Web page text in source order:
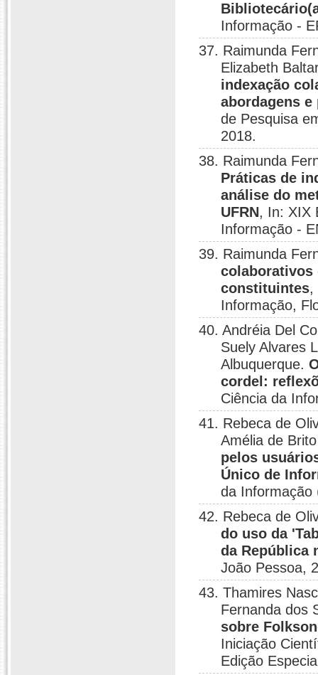
Informação -
37. Raimunda
Elizabeth
indexação
abordagens
de Pesquisa
2018.
38. Raimunda
Práticas de
análise do
UFRN, In: XIX
Informação -
39. Raimunda
colaborativos
constituintes,
Informação,
40. Andréia Del
Suely Alvares
Albuquerque.
cordel:
Ciência da
41. Rebeca de
Amélia de
pelos
Único de
da Informação
42. Rebeca de
do uso da
da República
João Pessoa,
43. Thamires
Fernanda dos
sobre
Iniciação
Edição